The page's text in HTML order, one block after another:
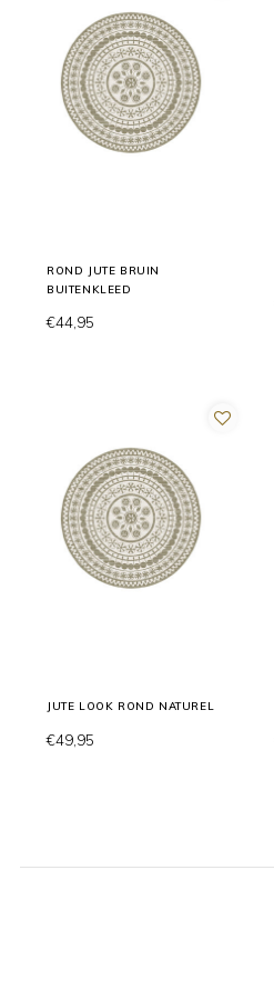
ROND JUTE BRUIN
BUITENKLEED
€44,95
JUTE LOOK ROND NATUREL
€49,95